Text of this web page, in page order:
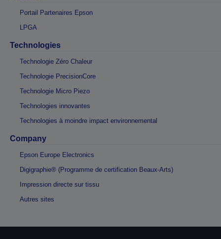
Portail Partenaires Epson
LPGA
Technologies
Technologie Zéro Chaleur
Technologie PrecisionCore
Technologie Micro Piezo
Technologies innovantes
Technologies à moindre impact environnemental
Company
Epson Europe Electronics
Digigraphie® (Programme de certification Beaux-Arts)
Impression directe sur tissu
Autres sites